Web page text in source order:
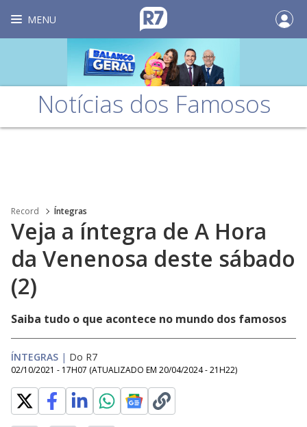
MENU
Notícias dos Famosos
Record Íntegras
Veja a íntegra de A Hora
da Venenosa deste sábado
(2)
Saiba tudo o que acontece no mundo dos famosos
ÍNTEGRAS | Do R7
02/10/2021 - 17H07 (ATUALIZADO EM 20/04/2024 - 21H22)